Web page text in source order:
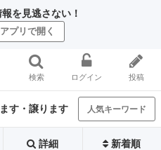
を見逃さない！
アプリで開く
検索 ログイン 投稿
す・譲ります 人気キーワード
詳細 新着順